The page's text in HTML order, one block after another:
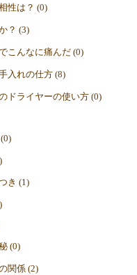
性は？ (0)
？ (3)
こんなに痛んだ (0)
入れの仕方 (8)
ドライヤーの使い方 (0)
き (1)
(0)
関係 (2)